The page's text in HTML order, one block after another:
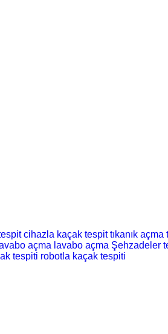
cihazla kaçak tespit tıkanık açma
açma lavabo açma Şehzadeler
tespiti robotla kaçak tespiti